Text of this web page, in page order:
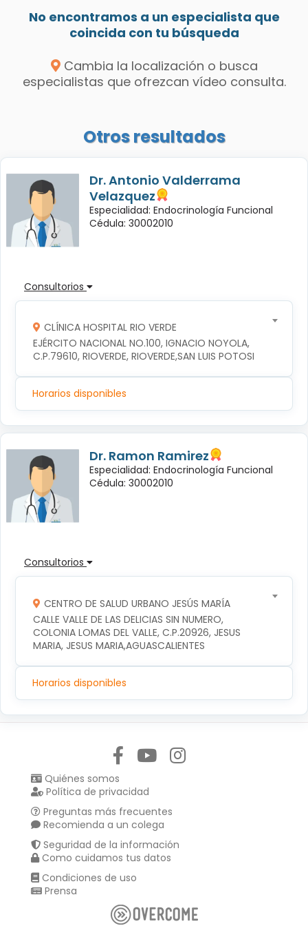
No encontramos a un especialista que
coincida con tu búsqueda
Cambia la localización o busca
especialistas que ofrezcan vídeo consulta.
Otros resultados
Dr. Antonio Valderrama
Velazquez
Especialidad: Endocrinología Funcional
Cédula: 30002010
Consultorios
CLÍNICA HOSPITAL RIO VERDE
EJÉRCITO NACIONAL NO.100, IGNACIO NOYOLA,
C.P.79610, RIOVERDE, RIOVERDE,SAN LUIS POTOSI
Horarios disponibles
Dr. Ramon Ramirez
Especialidad: Endocrinología Funcional
Cédula: 30002010
Consultorios
CENTRO DE SALUD URBANO JESÚS MARÍA
CALLE VALLE DE LAS DELICIAS SIN NUMERO,
COLONIA LOMAS DEL VALLE, C.P.20926, JESUS
MARIA, JESUS MARIA,AGUASCALIENTES
Horarios disponibles
Quiénes somos
Política de privacidad
Preguntas más frecuentes
Recomienda a un colega
Seguridad de la información
Como cuidamos tus datos
Condiciones de uso
Prensa